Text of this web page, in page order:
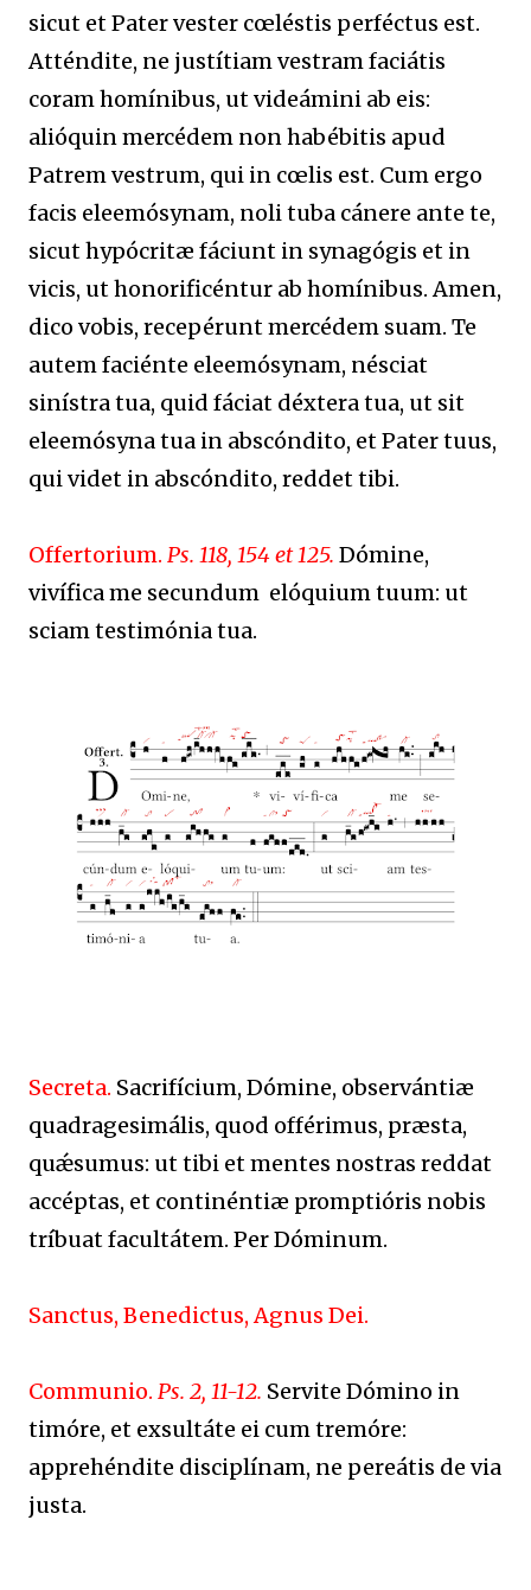
sicut et Pater vester cœléstis perféctus est.
Atténdite, ne justítiam vestram faciátis
coram homínibus, ut videámini ab eis:
alióquin mercédem non habébitis apud
Patrem vestrum, qui in cœlis est. Cum ergo
facis eleemósynam, noli tuba cánere ante te,
sicut hypócritæ fáciunt in synagógis et in
vicis, ut honorificéntur ab homínibus. Amen,
dico vobis, recepérunt mercédem suam. Te
autem faciénte eleemósynam, nésciat
sinístra tua, quid fáciat déxtera tua, ut sit
eleemósyna tua in abscóndito, et Pater tuus,
qui videt in abscóndito, reddet tibi.
Offertorium. Ps. 118, 154 et 125. Dómine,
vivífica me secundum elóquium tuum: ut
sciam testimónia tua.
Secreta. Sacrifícium, Dómine, observántiæ
quadragesimális, quod offérimus, præsta,
quǽsumus: ut tibi et mentes nostras reddat
accéptas, et continéntiæ promptióris nobis
tríbuat facultátem. Per Dóminum.
Sanctus, Benedictus, Agnus Dei.
Communio. Ps. 2, 11-12. Servite Dómino in
timóre, et exsultáte ei cum tremóre:
apprehéndite disciplínam, ne pereátis de via
justa.